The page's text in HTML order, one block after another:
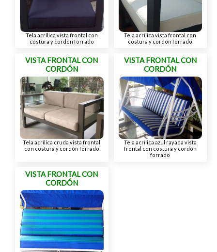
Tela acrílica vista frontal con
costura y cordón forrado
Tela acrílica vista frontal con
costura y cordón forrado
VISTA FRONTAL CON
CORDÓN
Tela acrílica cruda vista frontal
con costura y cordón forrado
VISTA FRONTAL CON
CORDÓN
Tela acrílica azul rayada vista
frontal con costura y cordón
forrado
VISTA FRONTAL CON
CORDÓN